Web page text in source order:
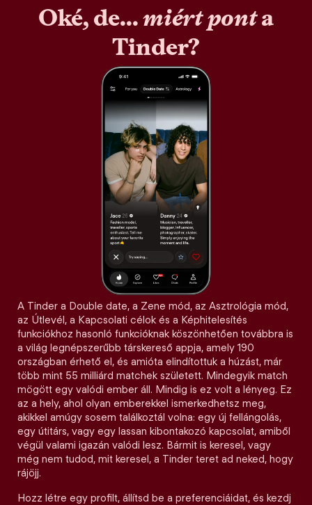
Oké, de...miért ponta
Tinder?
A Tinder a Double date, a Zene mód, az Asztrológia mód,
az Útlevél, a Kapcsolati célok és a Képhitelesítés
funkciókhoz hasonló funkcióknak köszönhetően továbbra is
a világ legnépszerűbb társkereső appja, amely 190
országban érhető el, és amióta elindítottuk a húzást, már
több mint 55 milliárd matchek született. Mindegyik match
mögött egy valódi ember áll. Mindig is ez volt a lényeg. Ez
az a hely, ahol olyan emberekkel ismerkedhetsz meg,
akikkel amúgy sosem találkoztál volna: egy új fellángolás,
egy útitárs, vagy egy lassan kibontakozó kapcsolat, amiből
végül valami igazán valódi lesz. Bármit is keresel, vagy
még nem tudod, mit keresel, a Tinder teret ad neked, hogy
rájöjj.
Hozz létre egy profilt, állítsd be a preferenciáidat, és kezdj